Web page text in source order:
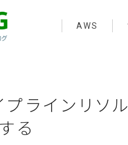
AWS
ラインリソ
る